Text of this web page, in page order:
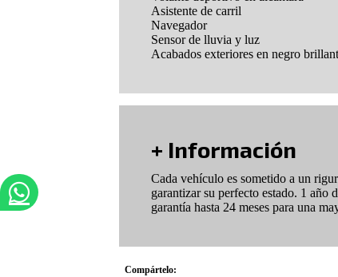
Asistente de carril
Navegador
Sensor de lluvia y luz
Acabados exteriores en negro
+ Información
Cada vehículo es sometido a un
garantizar su perfecto estado. 1 año
garantía hasta 24 meses para una
Compártelo: